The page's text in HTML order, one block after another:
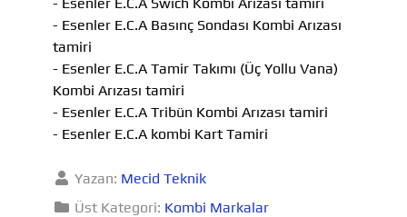
- Esenler E.C.A Basınç Sondası Kombi Arızası
tamiri
- Esenler E.C.A Tamir Takımı (Üç Yollu Vana)
Kombi Arızası tamiri
- Esenler E.C.A Tribün Kombi Arızası tamiri
- Esenler E.C.A kombi Kart Tamiri
Yazan: Mecid Teknik
Üst Kategori: Kombi Markalar